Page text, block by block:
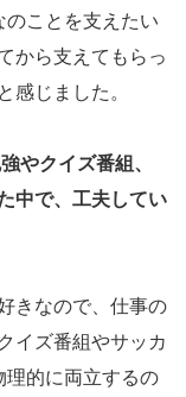
ことを支えたい
から支えてもらっ
じました。
やクイズ番組、
中で、工夫してい
きなので、仕事の
イズ番組やサッカ
的に両立するの